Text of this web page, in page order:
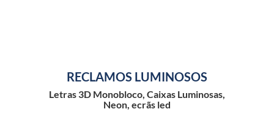
RECLAMOS LUMINOSOS
Letras 3D Monobloco, Caixas Luminosas,
Neon, ecrãs led